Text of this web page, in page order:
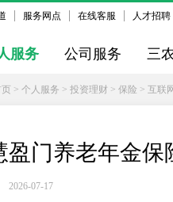
服务网点 在线客服 人才招聘
服务 公司服务 三
> 个人服务 > 投资理财 > 保险 > 互联
盈门养老年金保
2026-07-17